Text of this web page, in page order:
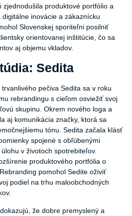
produktové portfólio a
inovácie a zákaznícku
Slovenskej sporiteľni posilniť
orientovanej inštitúcie, čo sa
aj objemu vkladov.
Sedita
pečiva Sedita sa v roku
rebrandingu s cieľom osviežiť svoj
skupinu. Okrem nového loga a
aj komunikácia značky, ktorá sa
tónu. Sedita začala klásť
spojené s obľúbenými
v životoch spotrebiteľov.
produktového portfólia o
pomohol Sedite oživiť
podiel na trhu maloobchodných
že dobre premyslený a